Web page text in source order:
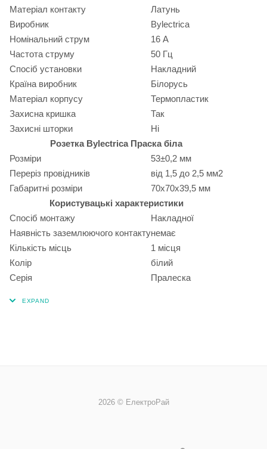
Матеріал контакту
Латунь
Виробник
Bylectrica
Номінальний струм
16 А
Частота струму
50 Гц
Спосіб установки
Накладний
Країна виробник
Білорусь
Матеріал корпусу
Термопластик
Захисна кришка
Так
Захисні шторки
Ні
Розетка Bylectrica Праска біла
Розміри
53±0,2 мм
Переріз провідників
від 1,5 до 2,5 мм2
Габаритні розміри
70х70х39,5 мм
Користувацькі характеристики
Спосіб монтажу
Накладної
Наявність заземлюючого контактунемає
Кількість місць
1 місця
Колір
білий
Серія
Пралеска
2026 © ЕлектроРай